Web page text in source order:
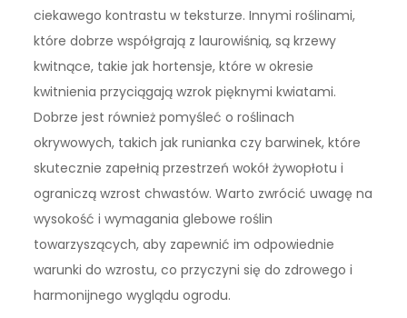
ciekawego kontrastu w teksturze. Innymi roślinami,
które dobrze współgrają z laurowiśnią, są krzewy
kwitnące, takie jak hortensje, które w okresie
kwitnienia przyciągają wzrok pięknymi kwiatami.
Dobrze jest również pomyśleć o roślinach
okrywowych, takich jak runianka czy barwinek, które
skutecznie zapełnią przestrzeń wokół żywopłotu i
ograniczą wzrost chwastów. Warto zwrócić uwagę na
wysokość i wymagania glebowe roślin
towarzyszących, aby zapewnić im odpowiednie
warunki do wzrostu, co przyczyni się do zdrowego i
harmonijnego wyglądu ogrodu.